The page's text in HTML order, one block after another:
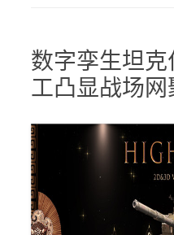
数字孪生坦
工凸显战场网